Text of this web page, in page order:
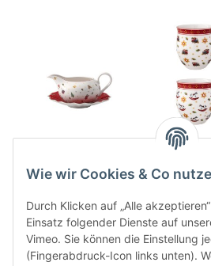
mit Unterteil
64,90 CHF*
Toy's
Wie wir Cookies & Co
Durch Klicken auf „Alle
Einsatz folgender Dienste auf
Vimeo. Sie können die Einstellung
(Fingerabdruck-Icon links unten).